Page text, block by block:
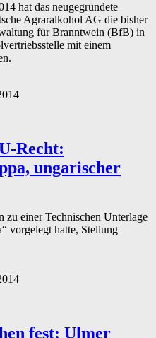
hat das neugegründete
Agraralkohol AG die bisher
für Branntwein (BfB) in
mit einem
Recht:
ungarischer
einer Technischen Unterlage
vorgelegt hatte, Stellung
fest: Ulmer